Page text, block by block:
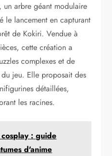
un arbre géant modulaire
le lancement en capturant
de Kokiri. Vendue à
cette création a
complexes et de
jeu. Elle proposait des
détaillées,
les racines.
: guide
d'anime